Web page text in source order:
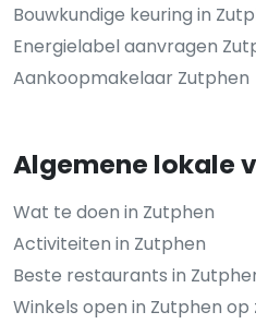
Bouwkundige keuring in
Energielabel aanvragen
Aankoopmakelaar Zutphen
Algemene lokale
Wat te doen in Zutphen
Activiteiten in Zutphen
Beste restaurants in
Winkels open in Zutphen op